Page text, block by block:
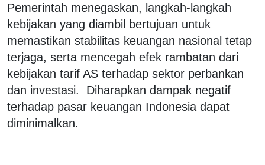
Pemerintah menegaskan, langkah-langkah
kebijakan yang diambil bertujuan untuk
memastikan stabilitas keuangan nasional tetap
terjaga, serta mencegah efek rambatan dari
kebijakan tarif AS terhadap sektor perbankan
dan investasi. Diharapkan dampak negatif
terhadap pasar keuangan Indonesia dapat
diminimalkan.